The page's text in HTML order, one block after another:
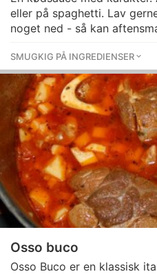
eller på spaghetti. Lav
noget ned - så kan
SMUGKIG PÅ INGREDIENSER
Osso buco
Osso Buco er en klassisk